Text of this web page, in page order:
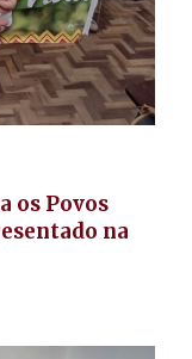
os Povos
na